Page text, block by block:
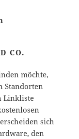
CO.
möchte,
Standorten
Linkliste
sich
den